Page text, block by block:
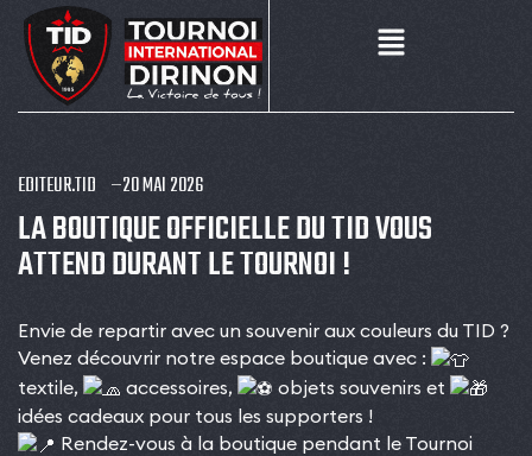
EDITEUR.TID 20 MAI 2026
LA BOUTIQUE OFFICIELLE DU TID VOUS
ATTEND DURANT LE TOURNOI !
Envie de repartir avec un souvenir aux couleurs du TID ?
Venez découvrir notre espace boutique avec :
textile,
accessoires,
objets souvenirs et
idées cadeaux pour tous les supporters !
Rendez-vous à la boutique pendant le Tournoi